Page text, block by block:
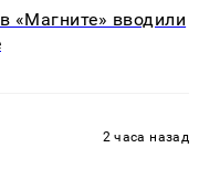
«Магните» вводили
2 часа назад